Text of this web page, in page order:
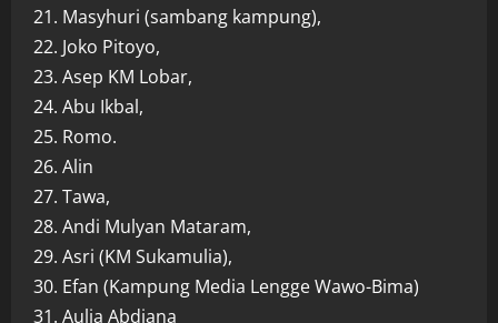
21. Masyhuri (sambang kampung),
22. Joko Pitoyo,
23. Asep KM Lobar,
24. Abu Ikbal,
25. Romo.
26. Alin
27. Tawa,
28. Andi Mulyan Mataram,
29. Asri (KM Sukamulia),
30. Efan (Kampung Media Lengge Wawo-Bima)
31. Aulia Abdiana